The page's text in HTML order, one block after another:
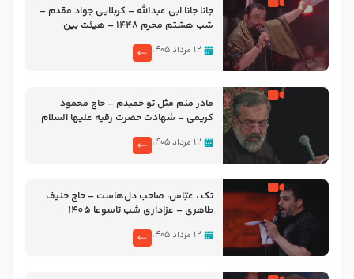
جانا جانا ابی عبدالله – کربلایی جواد مقدم –
شب هشتم محرم 1448 – هیئت بین
۱۲ مرداد ۱۴۰۵
مادر منم مثل تو خمیدم – حاج محمود
کریمی – شهادت حضرت رقیه علیها السلام
۱۲ مرداد ۱۴۰۵
تک ، عبّاس، صاحب دل‌هاست – حاج حنیف
طاهری – عزاداری شب تاسوعا 1405
۱۲ مرداد ۱۴۰۵